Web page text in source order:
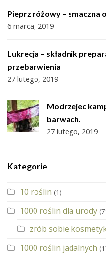
Pieprz różowy – smaczna
6 marca, 2019
Lukrecja – składnik
przebarwienia
27 lutego, 2019
Modrzejec
barwach.
27 lutego, 2019
Kategorie
10 roślin (1)
1000 roślin dla urody
zrób sobie
1000 roślin jadalnych